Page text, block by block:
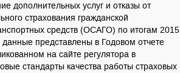
дополнительных услуг и отказы от
страхования гражданской
средств (ОСАГО) по итогам 2015
данные представлены в Годовом отчете
на сайте регулятора в
стандарты качества работы страховых